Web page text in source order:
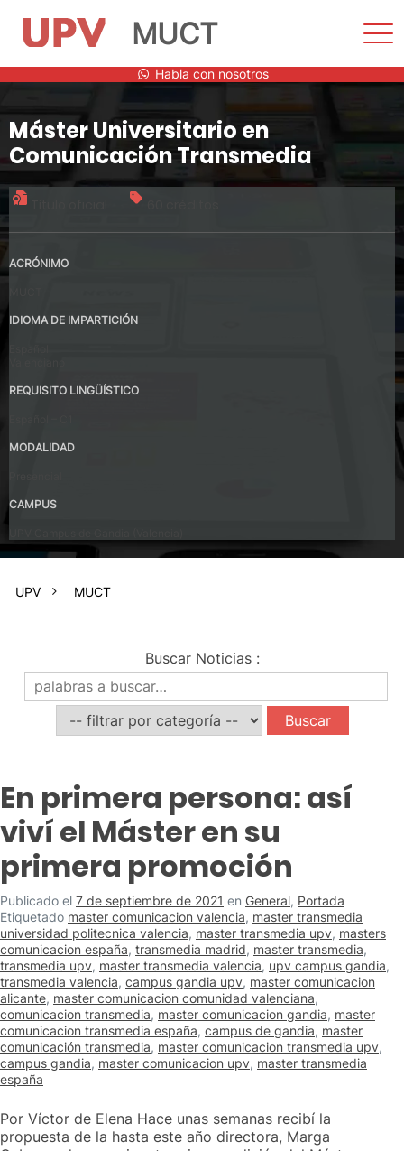
contenido
MUCT
Habla con nosotros
Máster Universitario en
Comunicación Transmedia
ACRÓNIMO
IDIOMA DE IMPARTICIÓN
REQUISITO LINGÜÍSTICO
MODALIDAD
CAMPUS
UPV MUCT
Buscar Noticias:
En primera persona: así
viví el Máster en su
primera promoción
Publicado el 7 de septiembre de 2021 en General, Portada
Etiquetado master comunicacion valencia, master transmedia
universidad politecnica valencia, master transmedia upv, masters
comunicacion españa, transmedia madrid, master transmedia,
transmedia upv, master transmedia valencia, upv campus gandia,
transmedia valencia, campus gandia upv, master comunicacion
alicante, master comunicacion comunidad valenciana,
comunicacion transmedia, master comunicacion gandia, master
comunicacion transmedia españa, campus de gandia, master
comunicación transmedia, master comunicacion transmedia upv,
campus gandia, master comunicacion upv, master transmedia
españa
Por Víctor de Elena Hace unas semanas recibí la
propuesta de la hasta este año directora, Marga